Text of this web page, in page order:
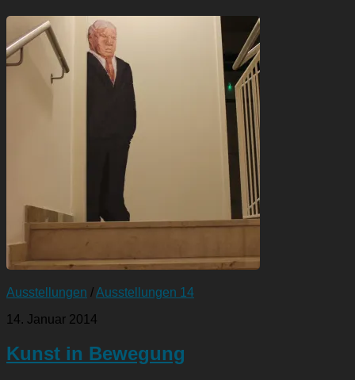
Ausstellungen /Ausstellungen 14
14. Januar 2014
Kunst in Bewegung